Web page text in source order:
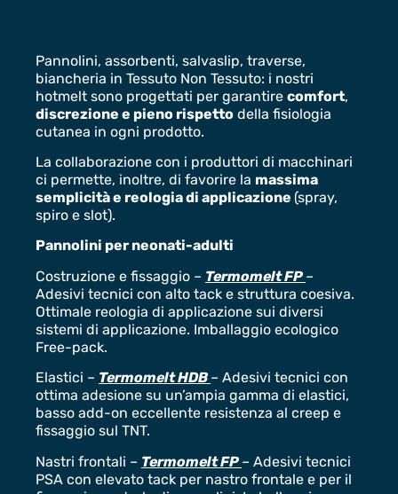
Pannolini, assorbenti, salvaslip, traverse,
biancheria in Tessuto Non Tessuto: i nostri
hotmelt sono progettati per garantire comfort,
discrezione e pieno rispetto della fisiologia
cutanea in ogni prodotto.
La collaborazione con i produttori di macchinari
ci permette, inoltre, di favorire la massima
semplicità e reologia di applicazione (spray,
spiro e slot).
Pannolini per neonati-adulti
Costruzione e fissaggio – Termomelt FP –
Adesivi tecnici con alto tack e struttura coesiva.
Ottimale reologia di applicazione sui diversi
sistemi di applicazione. Imballaggio ecologico
Free-pack.
Elastici – Termomelt HDB– Adesivi tecnici con
ottima adesione su un’ampia gamma di elastici,
basso add-on eccellente resistenza al creep e
fissaggio sul TNT.
Nastri frontali – Termomelt FP – Adesivi tecnici
PSA con elevato tack per nastro frontale e per il